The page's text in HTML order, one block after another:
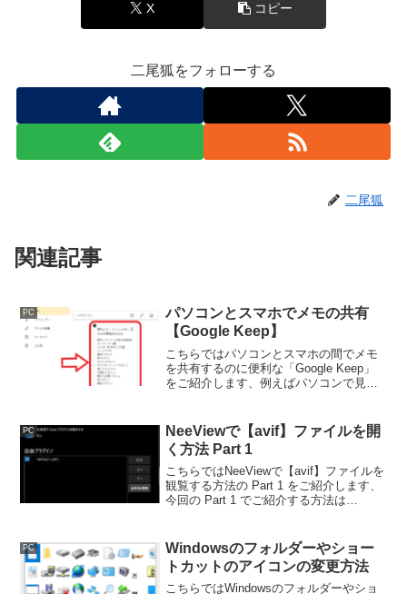
X コピー
二尾狐をフォローする
二尾狐
関連記事
PC
パソコンとスマホでメモの共有
【Google Keep】
こちらではパソコンとスマホの間でメモ
を共有するのに便利な「Google Keep」
をご紹介します、例えばパソコンで見て
レシピをメモに貼り付けておいてスマホ
で共有出来たら便利ですよね。
PC
NeeViewで【avif】ファイルを開
く方法 Part 1
こちらではNeeViewで【avif】ファイルを
観覧する方法の Part 1 をご紹介します、
今回の Part 1 でご紹介する方法は
し元の状態に戻すのも簡単です。
PC
Windowsのフォルダーやショー
トカットのアイコンの変更方法
こちらではWindowsのフォルダーやショ